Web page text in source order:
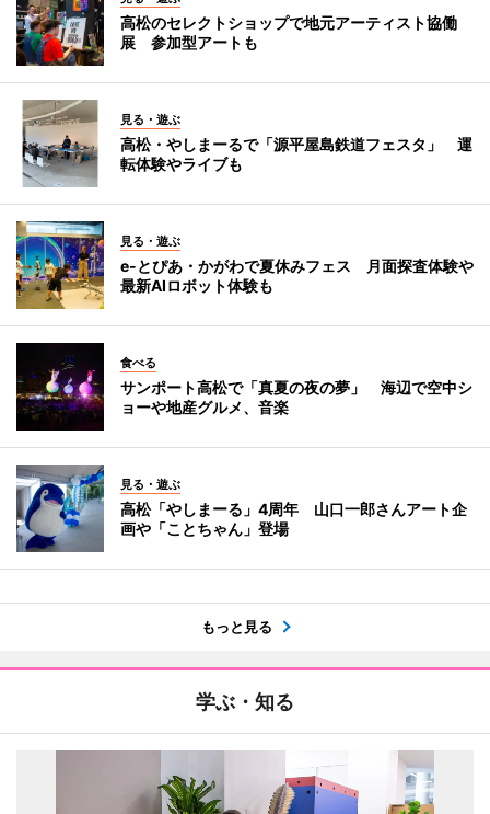
高松のセレクトショップで地元アーティスト協働
展 参加型アートも
見る・遊ぶ
高松・やしまーるで「源平屋島鉄道フェスタ」 運
転体験やライブも
見る・遊ぶ
e-とぴあ・かがわで夏休みフェス 月面探査体験や
最新AIロボット体験も
食べる
サンポート高松で「真夏の夜の夢」 海辺で空中シ
ョーや地産グルメ、音楽
見る・遊ぶ
高松「やしまーる」4周年 山口一郎さんアート企
画や「ことちゃん」登場
もっと見る
学ぶ・知る